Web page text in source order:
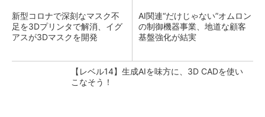
新型コロナで深刻なマスク不
足を3Dプリンタで解消、イグ
アスが3Dマスクを開発
AI関連“だけじゃない”オムロン
の制御機器事業、地道な顧客
基盤強化が結実
【レベル14】生成AIを味方に、3D CADを使い
こなそう！